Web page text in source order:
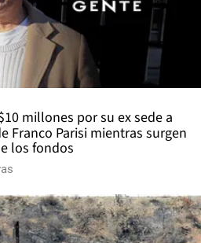
millones por su ex sede a
Franco Parisi mientras surgen
los fondos